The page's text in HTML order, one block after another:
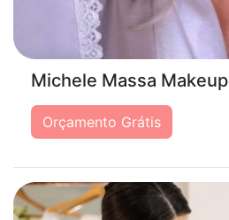
Michele Massa Makeup
Orçamento Grátis